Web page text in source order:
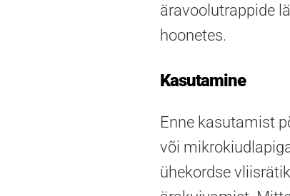
äravoolutrappide
hoonetes.
Kasutamine
Enne kasutamist
või
ühekordse